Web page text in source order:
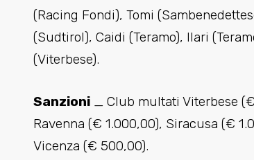
(Racing Fondi), Tomi
(Sudtirol), Caidi (Teramo), Ilari
(Viterbese).
Sanzioni _ Club multati Viterbese
Ravenna (€ 1.000,00), Siracusa (€
Vicenza (€ 500,00).